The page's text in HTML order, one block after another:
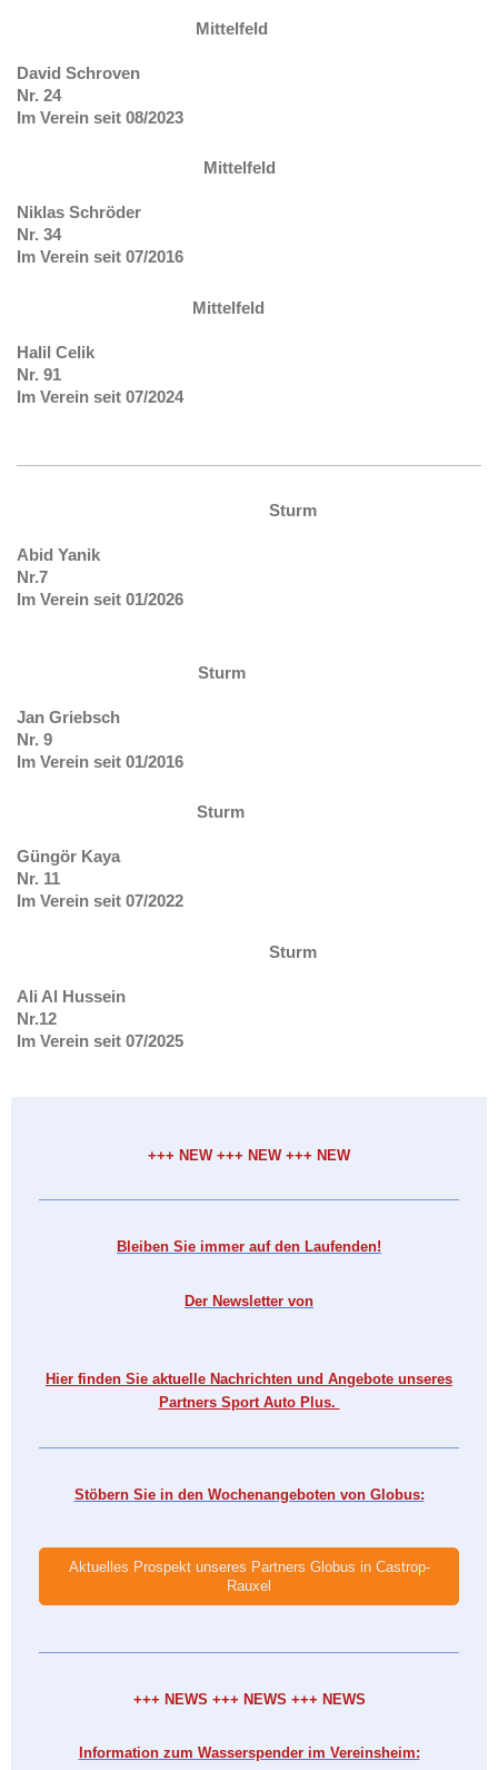
Mittelfeld
David Schroven
Nr. 24
Im Verein seit 08/2023
Mittelfeld
Niklas Schröder
Nr. 34
Im Verein seit 07/2016
Mittelfeld
Halil Celik
Nr. 91
Im Verein seit 07/2024
Sturm
Abid Yanik
Nr.7
Im Verein seit 01/2026
Sturm
Jan Griebsch
Nr. 9
Im Verein seit 01/2016
Sturm
Güngör Kaya
Nr. 11
Im Verein seit 07/2022
Sturm
Ali Al Hussein
Nr.12
Im Verein seit 07/2025
+++ NEW +++ NEW +++ NEW
Bleiben Sie immer auf den Laufenden!
Der Newsletter von
Hier finden Sie aktuelle Nachrichten und Angebote unseres
Partners Sport Auto Plus.
Stöbern Sie in den Wochenangeboten von Globus:
Aktuelles Prospekt unseres Partners Globus in Castrop-
Rauxel
+++ NEWS +++ NEWS +++ NEWS
Information zum Wasserspender im Vereinsheim: